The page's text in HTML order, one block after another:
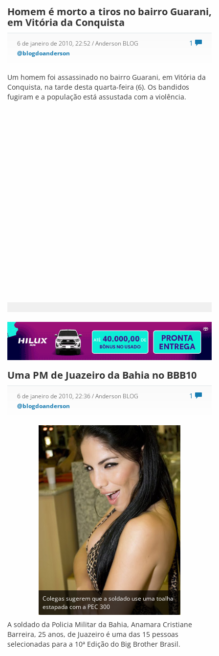
Homem é morto a tiros no bairro Guarani,
em Vitória da Conquista
1
6 de janeiro de 2010, 22:52 / Anderson BLOG
@blogdoanderson
Um homem foi assassinado no bairro Guarani, em Vitória da
Conquista, na tarde desta quarta-feira (6). Os bandidos
fugiram e a população está assustada com a violência.
Uma PM de Juazeiro da Bahia no BBB10
1
6 de janeiro de 2010, 22:36/ Anderson BLOG
@blogdoanderson
Colegas sugerem que a soldado use uma toalha
estapada com a PEC 300
A soldado da Policia Militar da Bahia, Anamara Cristiane
Barreira, 25 anos, de Juazeiro é uma das 15 pessoas
selecionadas para a 10ª Edição do Big Brother Brasil.